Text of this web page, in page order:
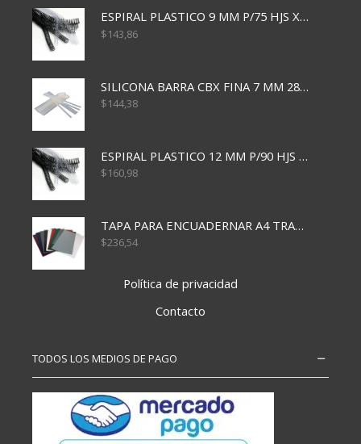
ESPIRAL PLASTICO 9 MM P/75 HJS X50X2400
$143,86
SILICONA BARRA CBX FINA 7 MM 28 CM
$144,38
ESPIRAL PLASTICO 12 MM P/90 HJS X50X1500
$160,98
TAPA PARA ENCUADERNAR A4 TRANSP x50x500
$236,54
Política de privacidad
Contacto
TODOS LOS MEDIOS DE PAGO